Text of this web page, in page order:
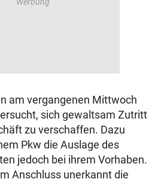
am vergangenen Mittwoch
sich gewaltsam Zutritt
zu verschaffen. Dazu
Pkw die Auslage des
jedoch bei ihrem Vorhaben.
Anschluss unerkannt die